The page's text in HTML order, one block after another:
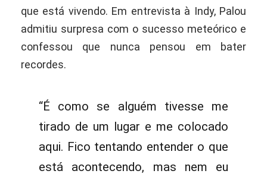
que está vivendo. Em entrevista à Indy, Palou
admitiu surpresa com o sucesso meteórico e
confessou que nunca pensou em bater
recordes.
“É como se alguém tivesse me
tirado de um lugar e me colocado
aqui. Fico tentando entender o que
está acontecendo, mas nem eu